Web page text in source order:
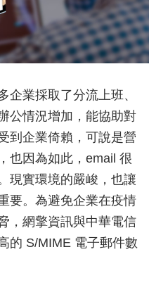
企業採取了分流上班、
公情況增加，能協助對
到企業倚賴，可說是營
也因為如此，email 很
現實環境的嚴峻，也讓
要。為避免企業在疫情
，網擎資訊與中華電信
的 S/MIME 電子郵件數